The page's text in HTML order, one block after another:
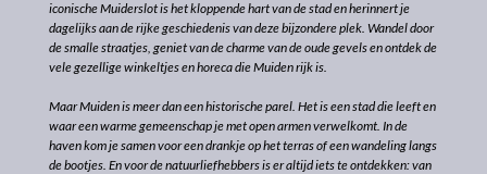
iconische Muiderslot is het kloppende hart van de stad en herinnert je
dagelijks aan de rijke geschiedenis van deze bijzondere plek. Wandel door
de smalle straatjes, geniet van de charme van de oude gevels en ontdek de
vele gezellige winkeltjes en horeca die Muiden rijk is.
Maar Muiden is meer dan een historische parel. Het is een stad die leeft en
waar een warme gemeenschap je met open armen verwelkomt. In de
haven kom je samen voor een drankje op het terras of een wandeling langs
de bootjes. En voor de natuurliefhebbers is er altijd iets te ontdekken: van